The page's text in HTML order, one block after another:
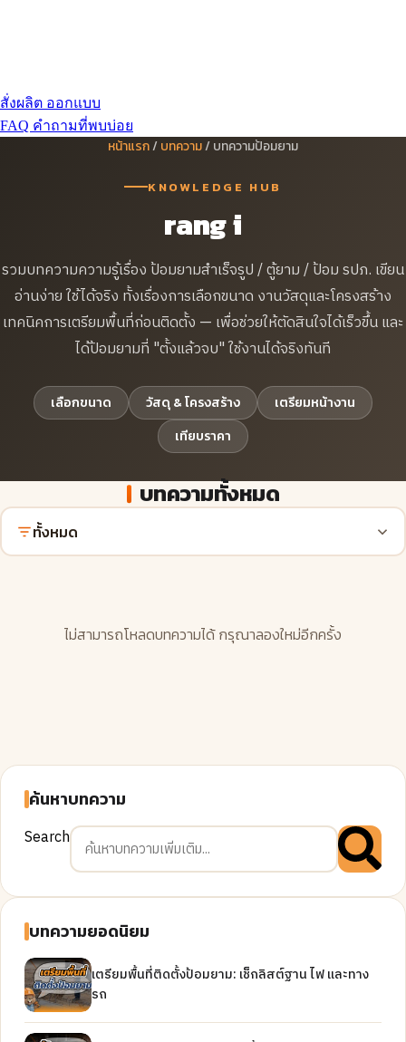
สั่งผลิต ออกแบบ
FAQ คำถามที่พบบ่อย
หน้าแรก/ บทความ/ บทความป้อมยาม
KNOWLEDGE HUB
rang i
รวมบทความความรู้เรื่อง ป้อมยามสำเร็จรูป / ตู้ยาม / ป้อม รปภ. เขียน
อ่านง่าย ใช้ได้จริง ทั้งเรื่องการเลือกขนาด งานวัสดุและโครงสร้าง
เทคนิคการเตรียมพื้นที่ก่อนติดตั้ง — เพื่อช่วยให้ตัดสินใจได้เร็วขึ้น และ
ได้ป้อมยามที่ "ตั้งแล้วจบ" ใช้งานได้จริงทันที
เลือกขนาด วัสดุ & โครงสร้าง
เตรียมหน้างาน
เทียบราคา
บทความทั้งหมด
ทั้งหมด
ไม่สามารถโหลดบทความได้ กรุณาลองใหม่อีกครั้ง
ค้นหาบทความ
Search
บทความยอดนิยม
เตรียมพื้นที่ติดตั้งป้อมยาม: เช็กลิสต์ฐาน ไฟ และทาง
รถ